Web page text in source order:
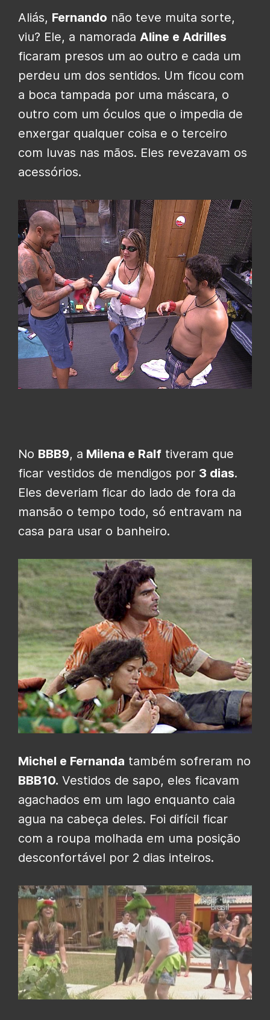
Aliás, Fernando não teve muita sorte,
viu? Ele, a namorada Aline e Adrilles
ficaram presos um ao outro e cada um
perdeu um dos sentidos. Um ficou com
a boca tampada por uma máscara, o
outro com um óculos que o impedia de
enxergar qualquer coisa e o terceiro
com luvas nas mãos. Eles revezavam os
acessórios.
No BBB9, a Milena e Ralf tiveram que
ficar vestidos de mendigos por 3 dias.
Eles deveriam ficar do lado de fora da
mansão o tempo todo, só entravam na
casa para usar o banheiro.
Michel e Fernanda também sofreram no
BBB10. Vestidos de sapo, eles ficavam
agachados em um lago enquanto caia
agua na cabeça deles. Foi difícil ficar
com a roupa molhada em uma posição
desconfortável por 2 dias inteiros.